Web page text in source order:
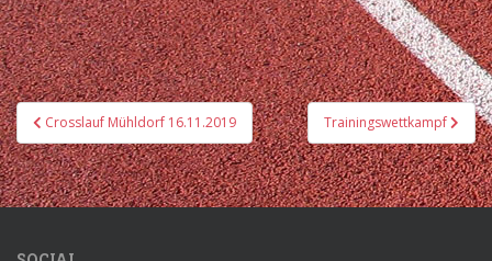
Beitrags-
Navigation
Crosslauf Mühldorf 16.11.2019 Trainingswettkampf